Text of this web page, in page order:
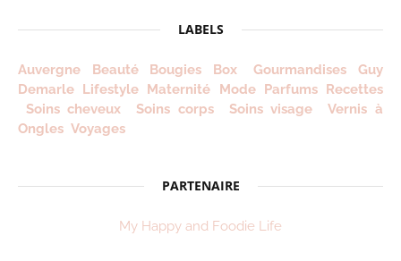
LABELS
Auvergne Beauté Bougies Box Gourmandises
Guy
Demarle Lifestyle Maternité Mode Parfums Recettes
Soins cheveux
Soins corps Soins visage
Vernis à
Ongles Voyages
PARTENAIRE
My Happy and Foodie Life